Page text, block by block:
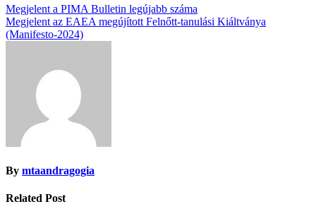
Bejegyzés
navigáció
Megjelent a PIMA Bulletin legújabb száma
Megjelent az EAEA megújított Felnőtt-tanulási Kiáltványa
(Manifesto-2024)
By mtaandragogia
Related Post